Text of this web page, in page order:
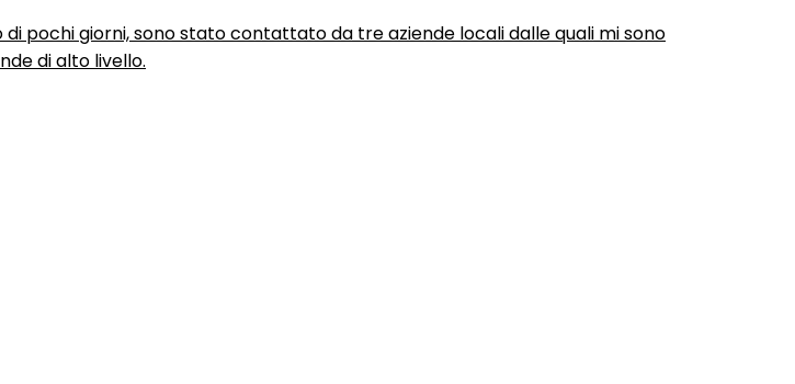
pochi giorni, sono stato contattato da tre aziende locali dalle quali mi sono
di alto livello.